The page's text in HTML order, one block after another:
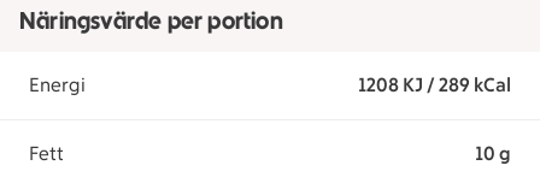
Näringsvärde per portion
Energi 1208 KJ / 289 kCal
Fett 10 g